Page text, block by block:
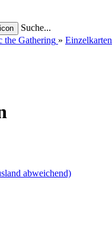
Suche...
the Gathering » Einzelkarten
abweichend)